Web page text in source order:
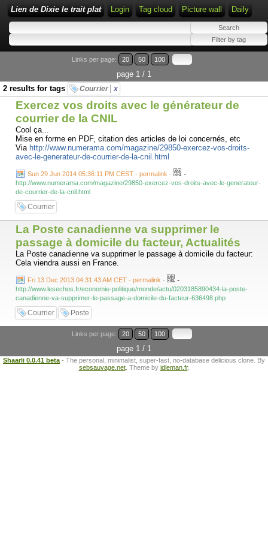
Lien de Dixie le trait plat Login Tag cloud Picture wall Daily
Links per page: 20 50 100
page 1 / 1
2 results for tags
Courrier x
Exercez vos droits avec le générateur de
courrier de la CNIL
Cool ça...
Mise en forme en PDF, citation des articles de loi concernés, etc
Via http://www.numerama.com/magazine/29850-exercez-vos-droits-
avec-le-generateur-de-courrier-de-la-cnil.html
Sun 29 Jun 2014 05:36:11 PM CEST - permalink - -
http://www.numerama.com/magazine/29850-exercez-vos-droits-avec-le-generateur-
de-courrier-de-la-cnil.html
Courrier
La Poste canadienne va supprimer le
passage à domicile du facteur, Actualités
La Poste canadienne va supprimer le passage à domicile du facteur:
Cela viendra aussi en France.
Fri 13 Dec 2013 04:31:43 AM CET - permalink - -
http://www.lesechos.fr/economie-politique/monde/actu/0203185890434-la-poste-
canadienne-va-supprimer-le-passage-a-domicile-du-facteur-636498.php
Courrier Poste
Links per page: 20 50 100
page 1 / 1
Shaarli 0.0.41 beta - The personal, minimalist, super-fast, no-database delicious clone. By
sebsauvage.net. Theme by idleman.fr.